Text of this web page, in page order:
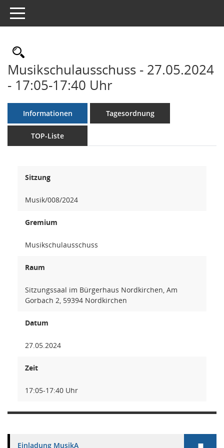
Toggle navigation
Rechercheauswahl
Musikschulausschuss - 27.05.2024
- 17:05-17:40 Uhr
Informationen Tagesordnung
TOP-Liste
Sitzung
Musik/008/2024
Gremium
Musikschulausschuss
Raum
Sitzungssaal im Bürgerhaus Nordkirchen, Am
Gorbach 2, 59394 Nordkirchen
Datum
27.05.2024
Zeit
17:05-17:40 Uhr
Einladung MusikA